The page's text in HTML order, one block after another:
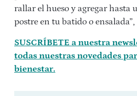
rallar el hueso y agregar hasta
postre en tu batido o
SUSCRÍBETE a nuestra
todas nuestras novedades
bienestar.